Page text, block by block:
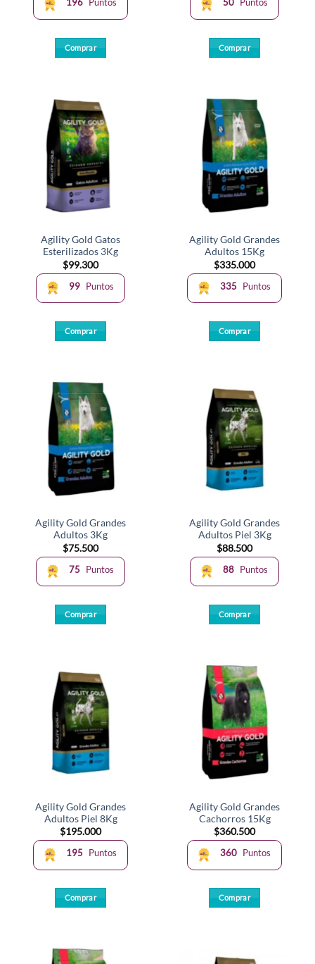
196 Puntos
Comprar
50 Puntos
Comprar
Agility Gold Gatos
Esterilizados 3Kg
$99.300
99 Puntos
Comprar
Agility Gold Grandes
Adultos 15Kg
$335.000
335 Puntos
Comprar
Agility Gold Grandes
Adultos 3Kg
$75.500
75 Puntos
Comprar
Agility Gold Grandes
Adultos Piel 3Kg
$88.500
88 Puntos
Comprar
Agility Gold Grandes
Adultos Piel 8Kg
$195.000
195 Puntos
Comprar
Agility Gold Grandes
Cachorros 15Kg
$360.500
360 Puntos
Comprar